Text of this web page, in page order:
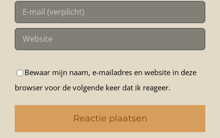
Bewaar mijn naam, e-mailadres en website in deze
browser voor de volgende keer dat ik reageer.